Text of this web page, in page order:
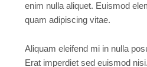
enim nulla aliquet. Euismod
quam adipiscing vitae.
Aliquam eleifend mi in nulla
Erat imperdiet sed euismod